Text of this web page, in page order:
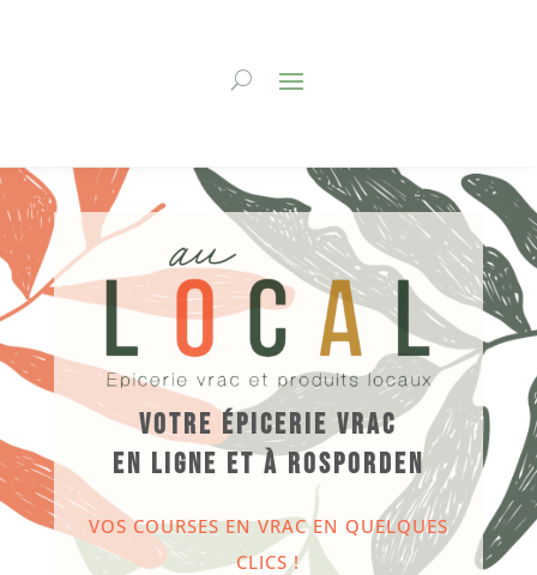
Votre épicerie vrac
en ligne et à Rosporden
VOS COURSES EN VRAC EN QUELQUES
CLICS !